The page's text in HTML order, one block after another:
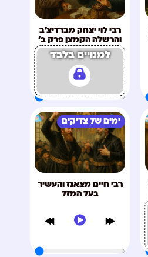
רבי לוי יצחק מברדיצ'ב
והרשלה הקמצן פרק ב'
למנויים בלבד
ימים של צדיקים
רבי חיים מצאנז והעשיר
בעל המזל